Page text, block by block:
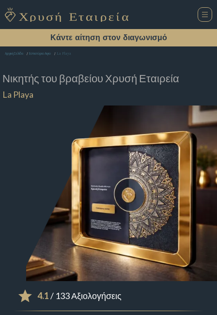
Κάντε αίτηση στον διαγωνισμό
Αρχική Σελίδα Εστιατόριο Αιγιο La Playa
Νικητής του βραβείου Χρυσή Εταιρεία
La Playa
4.1/ 133 Αξιολογήσεις